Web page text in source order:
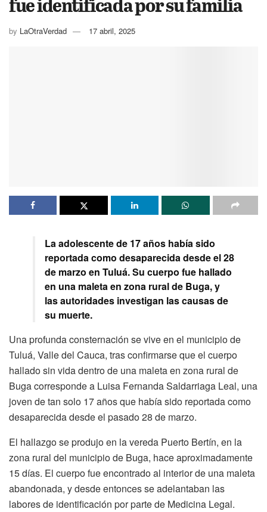
by LaOtraVerdad 17 abril, 2025
La adolescente de 17 años había sido
reportada como desaparecida desde el 28
de marzo en Tuluá. Su cuerpo fue hallado
en una maleta en zona rural de Buga, y
las autoridades investigan las causas de
su muerte.
Una profunda consternación se vive en el municipio de
Tuluá, Valle del Cauca, tras confirmarse que el cuerpo
hallado sin vida dentro de una maleta en zona rural de
Buga corresponde a Luisa Fernanda Saldarriaga Leal, una
joven de tan solo 17 años que había sido reportada como
desaparecida desde el pasado 28 de marzo.
El hallazgo se produjo en la vereda Puerto Bertín, en la
zona rural del municipio de Buga, hace aproximadamente
15 días. El cuerpo fue encontrado al interior de una maleta
abandonada, y desde entonces se adelantaban las
labores de identificación por parte de Medicina Legal.